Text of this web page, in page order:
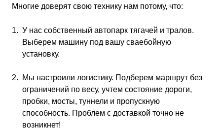
Многие доверят свою технику нам потому, что:
У нас собственный автопарк тягачей и тралов.
Выберем машину под вашу сваебойную
установку.
Мы настроили логистику. Подберем маршрут без
ограничений по весу, учтем состояние дороги,
пробки, мосты, туннели и пропускную
способность. Проблем с доставкой точно не
возникнет!